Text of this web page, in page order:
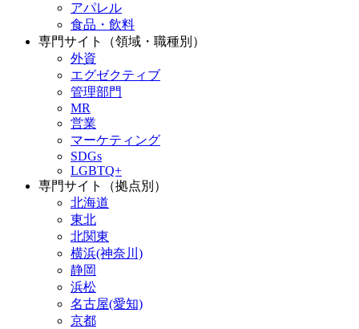
アパレル
食品・飲料
専門サイト（領域・職種別）
外資
エグゼクティブ
管理部門
MR
営業
マーケティング
SDGs
LGBTQ+
専門サイト（拠点別）
北海道
東北
北関東
横浜(神奈川)
静岡
浜松
名古屋(愛知)
京都